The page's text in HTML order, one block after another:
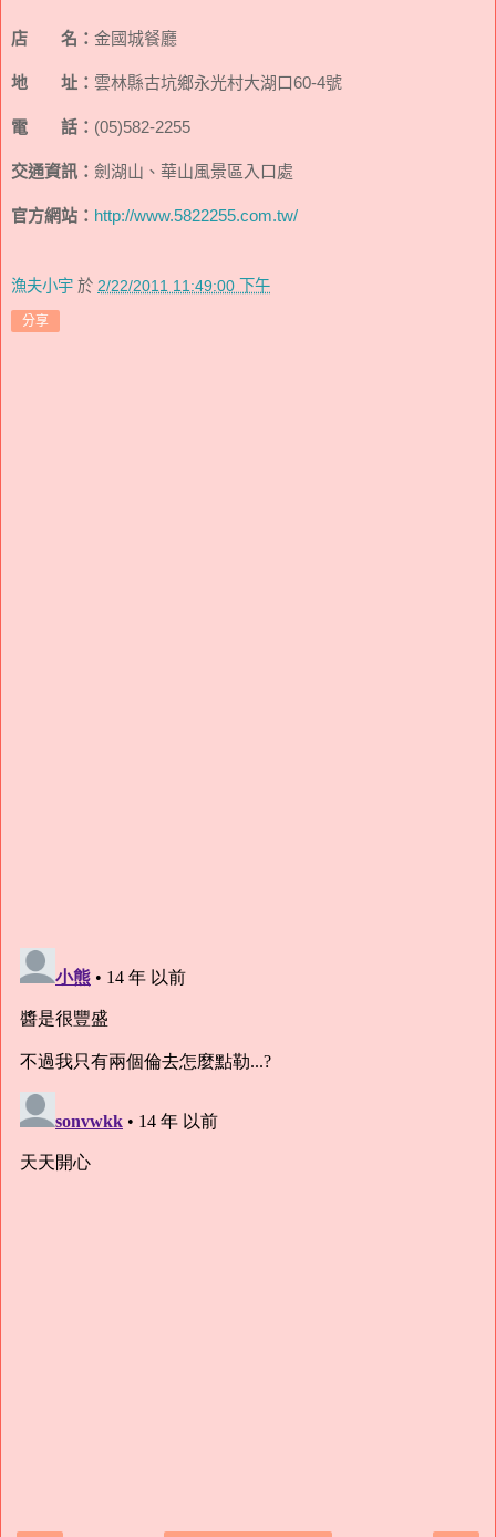
店 名： 金國城餐廳
地 址： 雲林縣古坑鄉永光村大湖口60-4號
電 話： (05)582-2255
交通資訊： 劍湖山、華山風景區入口處
官方網站： http://www.5822255.com.tw/
漁夫小宇 於 2/22/2011 11:49:00 下午
分享